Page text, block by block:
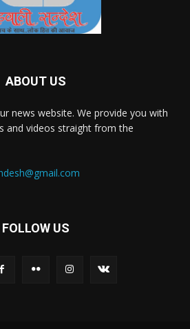
ABOUT US
news website. We provide you with
and videos straight from the
FOLLOW US